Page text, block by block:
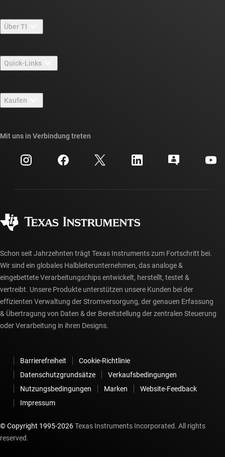
Über TI
Stellenangebote
Newsroom
Veranstaltungen
Investorenbeziehungen
Quick-Links
TI E2E™-Design-Support-Foren
Querverweis-Suche
Kundensupportzentrum
myTI-Konto FAQs
Kaufen
Häufig gestellte Fragen zu Bestellungen
Mit uns in Verbindung treten
Schon seit Jahrzehnten trägt Texas Instruments zum Fortschritt bei.
Wir sind ein globales Halbleiterunternehmen, das analoge &
eingebettete Verarbeitungschips entwickelt, herstellt, testet &
vertreibt. Unsere Produkte unterstützen unsere Kunden bei der
effizienten Verwaltung der Stromversorgung, der genauen Erfassung
& Übertragung von Daten & der Bereitstellung der zentralen Steuerung
oder Verarbeitung in ihren Designs.
Barrierefreiheit
Cookie-Richtlinie
Datenschutzgrundsätze
Verkaufsbedingungen
Nutzungsbedingungen
Marken
Website-Feedback
Impressum
© Copyright 1995-2026Texas Instruments Incorporated. All rights
reserved.